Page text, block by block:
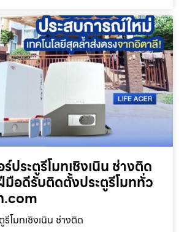
ประตูรีโมทเชิงเนิน ช่างติด
มือดีรับติดตั้งประตูรีโมททั่ว
.com
โมทเชิงเนิน ช่างติด